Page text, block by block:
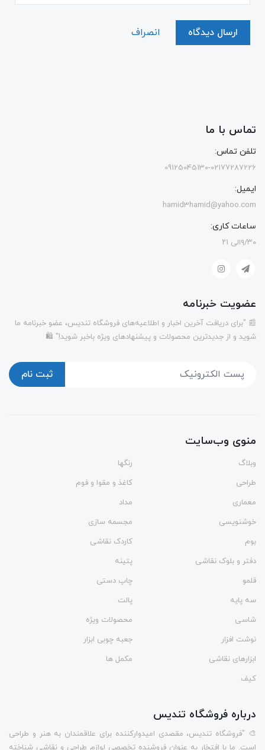
ارسال دیدگاه انصراف
تماس با ما
تلفن تماس:
09125045130-02177287226
ایمیل:
hamid3hamid@yahoo.com
ساعات کاری:
۹/۳۰الی ۲۱
عضویت خبرنامه
📰 "برای دریافت آخرین اخبار و اطلاعیه‌های فروشگاه تندیس، عضو خبرنامه ما
شوید و از جدیدترین محصولات و پیشنهادهای ویژه باخبر شوید!" 🛍️
ثبت نام
منوی وب‌سایت
وبلاگ
رنگها
طراحی
کاغذ و مقوا و فوم
معماری
مداد
خوشنویسی
مجسمه سازی
بوم
کاردک نقاشی
دفتر و بلوک نقاشی
پتینه
قلمو
چاپ دستی
سه پایه
پالت
شاسی
محصولات ویژه
نوشت افزار
جعبه چوبی ابزار
ابزارهای نقاشی
مکمل ها
کیف
درباره فروشگاه تندیس
🎨 "فروشگاه تندیس، مقصدی امیدوارکننده برای علاقمندان به هنر و طراحی
است. ما با افتخار به عنوان فروشنده تخصصی لوازم طراحی و نقاشی شناخته